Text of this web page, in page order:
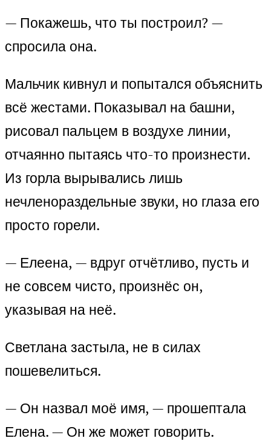
— Покажешь, что ты построил? —
спросила она.
Мальчик кивнул и попытался объяснить
всё жестами. Показывал на башни,
рисовал пальцем в воздухе линии,
отчаянно пытаясь что-то произнести.
Из горла вырывались лишь
нечленораздельные звуки, но глаза его
просто горели.
— Елеена, — вдруг отчётливо, пусть и
не совсем чисто, произнёс он,
указывая на неё.
Светлана застыла, не в силах
пошевелиться.
— Он назвал моё имя, — прошептала
Елена. — Он же может говорить.